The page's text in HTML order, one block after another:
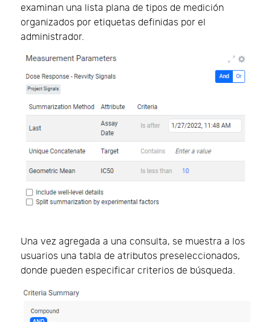
examinan una lista plana de tipos de medición
organizados por etiquetas definidas por el
administrador.
Una vez agregada a una consulta, se muestra a los
usuarios una tabla de atributos preseleccionados,
donde pueden especificar criterios de búsqueda.